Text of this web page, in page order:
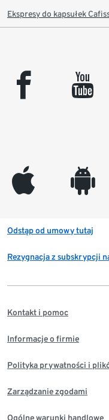
Ekspresy do kapsułek
facebook youtube
appleinc android
Odstąp od umowy tutaj
Rezygnacja z subskrypcji
Kontakt i pomoc
Informacje o firmie
Polityka prywatności i
Zarządzanie zgodami
Ogólne warunki handlowe